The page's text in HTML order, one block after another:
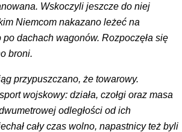
Wskoczyli jeszcze do niej
Niemcom nakazano leżeć na
dachach wagonów. Rozpoczęła się
broni.
przypuszczano, że towarowy.
wojskowy: działa, czołgi oraz masa
odległości od ich
cały czas wolno, napastnicy też byli